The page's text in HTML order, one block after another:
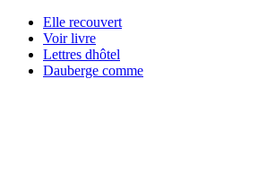
Elle recouvert
Voir livre
Lettres dhôtel
Dauberge comme